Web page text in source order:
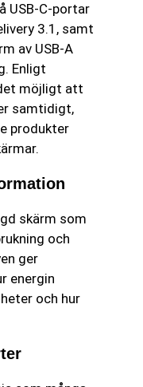
USB-C-portar
3.1, samt
av USB-A
Enligt
möjligt att
samtidigt,
produkter
skärm som
och
ger
energin
och hur